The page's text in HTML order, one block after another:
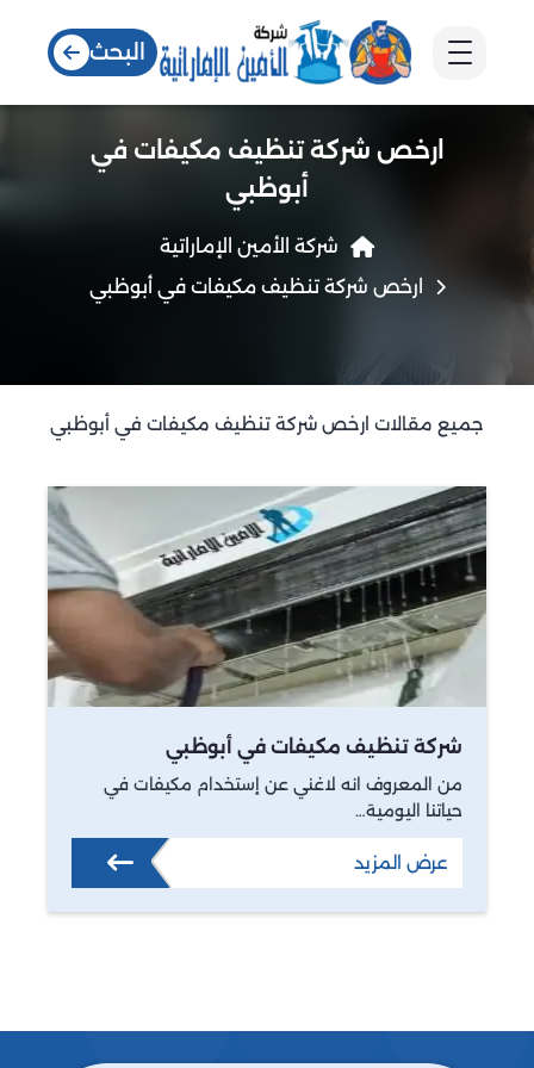
البحث
ارخص شركة تنظيف مكيفات في
أبوظبي
شركة الأمين الإماراتية
ارخص شركة تنظيف مكيفات في أبوظبي
جميع مقالات ارخص شركة تنظيف مكيفات في أبوظبي
شركة تنظيف مكيفات في أبوظبي
من المعروف انه لاغني عن إستخدام مكيفات في
حياتنا اليومية…
عرض المزيد